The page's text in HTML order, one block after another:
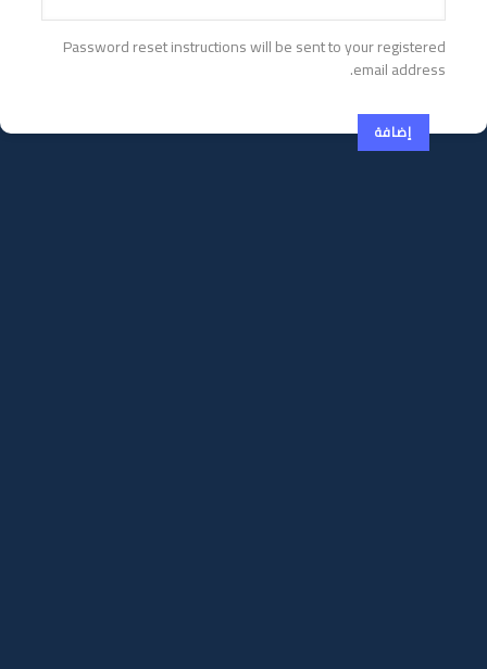
Password reset instructions will be sent to your registered
email address.